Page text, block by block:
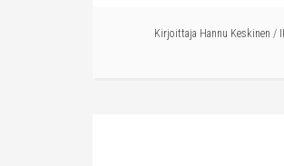
Kirjoittaja Hannu Keskinen /